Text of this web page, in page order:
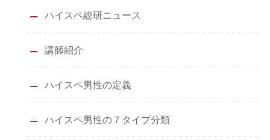
ハイスペ総研ニュース
講師紹介
ハイスペ男性の定義
ハイスペ男性の７タイプ分類